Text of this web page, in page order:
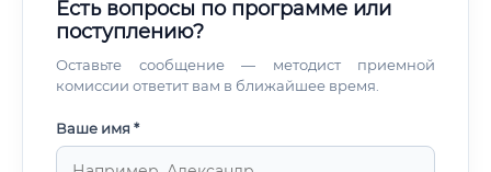
Есть вопросы по программе или
поступлению?
Оставьте сообщение — методист приемной
комиссии ответит вам в ближайшее время.
Ваше имя *